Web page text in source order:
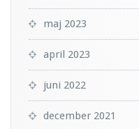
maj 2023
april 2023
juni 2022
december 2021